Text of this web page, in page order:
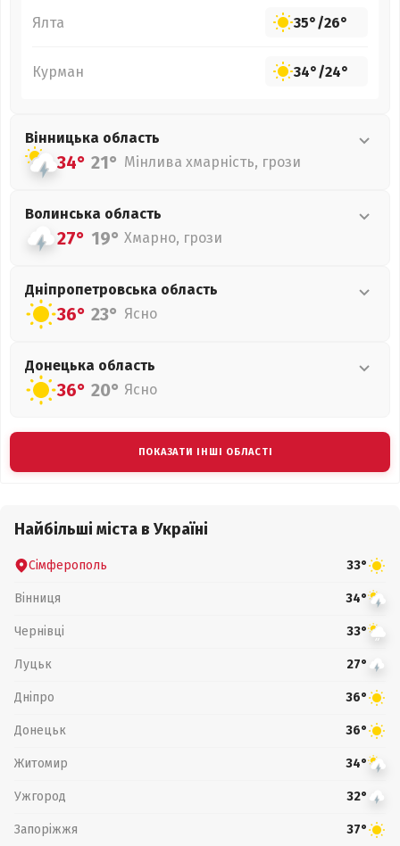
Ялта 35°/26°
Курман 34°/24°
Вінницька область
34° 21° Мінлива хмарність, грози
Волинська область
27° 19° Хмарно, грози
Дніпропетровська область
36° 23° Ясно
Донецька область
36° 20° Ясно
ПОКАЗАТИ ІНШІ ОБЛАСТІ
Найбільші міста в Україні
Сімферополь 33°
Вінниця 34°
Чернівці 33°
Луцьк 27°
Дніпро 36°
Донецьк 36°
Житомир 34°
Ужгород 32°
Запоріжжя 37°